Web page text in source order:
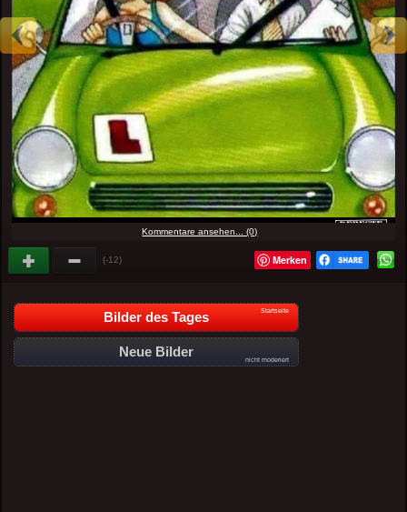
Kommentare ansehen... (0)
(-12) Merken
Bilder des Tages Startseite
Neue Bilder
nicht moderiert